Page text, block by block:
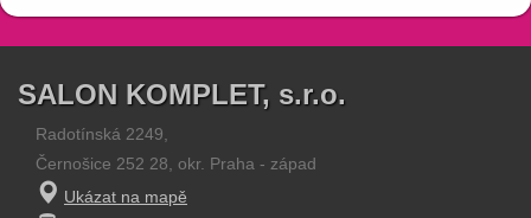
SALON KOMPLET, s.r.o.
Radotínská 2249,
Černošice 252 28, okr. Praha - západ
Ukázat na mapě